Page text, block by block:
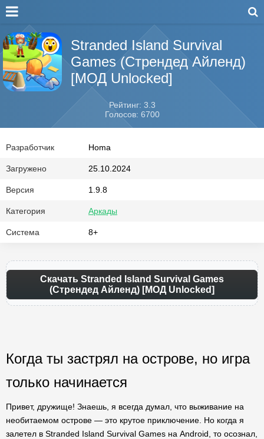
Stranded Island Survival
Games (Стрендед Айленд)
[МОД Unlocked]
Рейтинг: 3.3
Голосов: 6700
Разработчик Homa
Загружено 25.10.2024
Версия 1.9.8
Категория Аркады
Система 8+
Скачать Stranded Island Survival Games
(Стрендед Айленд) [МОД Unlocked]
Когда ты застрял на острове, но игра
только начинается
Привет, дружище! Знаешь, я всегда думал, что выживание на
необитаемом острове — это крутое приключение. Но когда я
залетел в Stranded Island Survival Games на Android, то осознал,